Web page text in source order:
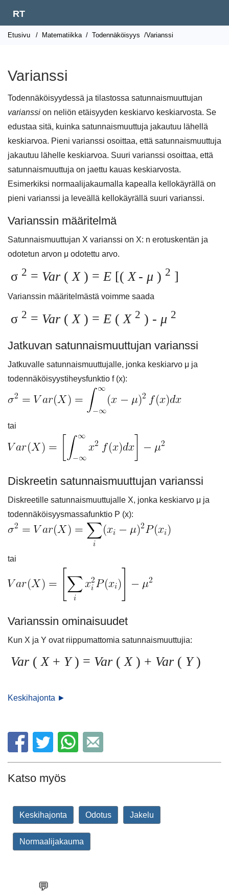
RT
Etusivu / Matematiikka / Todennäköisyys /Varianssi
Varianssi
Todennäköisyydessä ja tilastossa satunnaismuuttujan
varianssi on neliön etäisyyden keskiarvo keskiarvosta. Se
edustaa sitä, kuinka satunnaismuuttuja jakautuu lähellä
keskiarvoa. Pieni varianssi osoittaa, että satunnaismuuttuja
jakautuu lähelle keskiarvoa. Suuri varianssi osoittaa, että
satunnaismuuttuja on jaettu kauas keskiarvosta.
Esimerkiksi normaalijakaumalla kapealla kellokäyrällä on
pieni varianssi ja leveällä kellokäyrällä suuri varianssi.
Varianssin määritelmä
Satunnaismuuttujan X varianssi on X: n erotuskentän ja
odotetun arvon μ odotettu arvo.
σ 2 = Var ( X) = E [( X - μ ) 2 ]
Varianssin määritelmästä voimme saada
σ 2 = Var ( X) = E ( X 2 ) - μ 2
Jatkuvan satunnaismuuttujan varianssi
Jatkuvalle satunnaismuuttujalle, jonka keskiarvo μ ja
todennäköisyystiheysfunktio f (x):
tai
Diskreetin satunnaismuuttujan varianssi
Diskreetille satunnaismuuttujalle X, jonka keskiarvo μ ja
todennäköisyysmassafunktio P (x):
tai
Varianssin ominaisuudet
Kun X ja Y ovat riippumattomia satunnaismuuttujia:
Var (X+ Y) = Var (X) + Var ( Y)
Keskihajonta ►
Katso myös
Keskihajonta Odotus Jakelu
Normaalijakauma
💬